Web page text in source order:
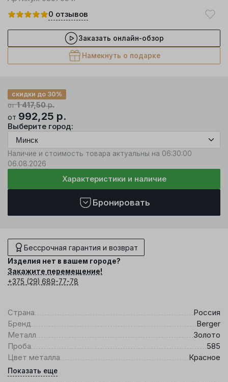
0 отзывов
Заказать онлайн-обзор
Намекнуть о подарке
от1 417,50р.
скидки до 30%
от 992,25 р.
Выберите город:
Наличие и стоимость товара актуальны на 06:30:00
06.08.2026
Характеристики и наличие
Бронировать
Бессрочная гарантия и возврат
Изделия нет в вашем городе?
Закажите перемещение!
+375 (29) 689-77-78
Страна
Россия
Бренд
Berger
Металл
Золото
Проба
585
Цвет металла
Красное
Показать еще